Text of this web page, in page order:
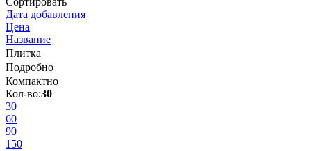
Дата добавления
Цена
Название
Плитка
Подробно
Компактно
Кол-во:30
30
60
90
150